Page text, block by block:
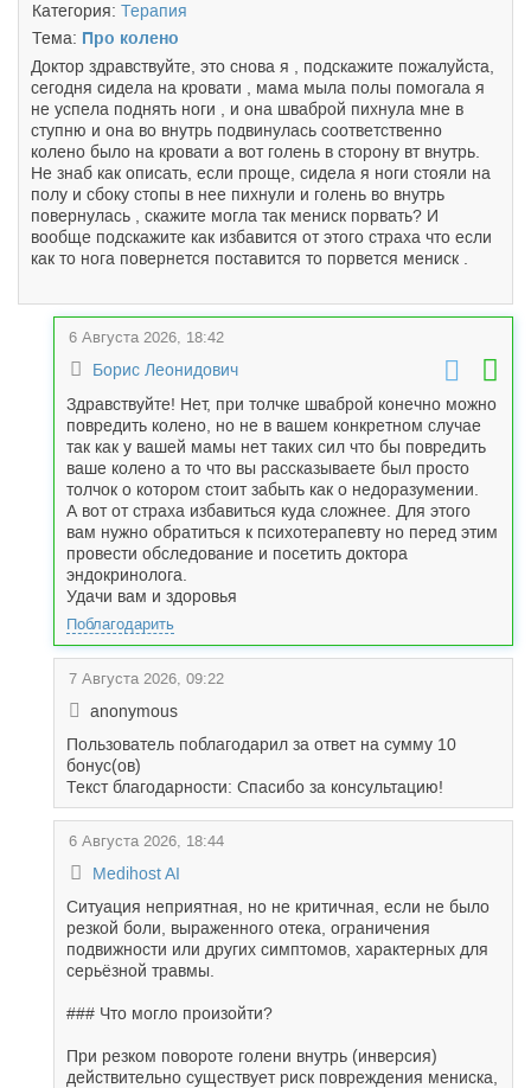
Категория: Терапия
Тема: Про колено
Доктор здравствуйте, это снова я , подскажите пожалуйста,
сегодня сидела на кровати , мама мыла полы помогала я
не успела поднять ноги , и она шваброй пихнула мне в
ступню и она во внутрь подвинулась соответственно
колено было на кровати а вот голень в сторону вт внутрь.
Не знаб как описать, если проще, сидела я ноги стояли на
полу и сбоку стопы в нее пихнули и голень во внутрь
повернулась , скажите могла так мениск порвать? И
вообще подскажите как избавится от этого страха что если
как то нога повернется поставится то порвется мениск .
6 Августа 2026, 18:42
Борис Леонидович
Здравствуйте! Нет, при толчке шваброй конечно можно
повредить колено, но не в вашем конкретном случае
так как у вашей мамы нет таких сил что бы повредить
ваше колено а то что вы рассказываете был просто
толчок о котором стоит забыть как о недоразумении.
А вот от страха избавиться куда сложнее. Для этого
вам нужно обратиться к психотерапевту но перед этим
провести обследование и посетить доктора
эндокринолога.
Удачи вам и здоровья
Поблагодарить
7 Августа 2026, 09:22
anonymous
Пользователь поблагодарил за ответ на сумму 10
бонус(ов)
Текст благодарности: Спасибо за консультацию!
6 Августа 2026, 18:44
Medihost AI
Ситуация неприятная, но не критичная, если не было
резкой боли, выраженного отека, ограничения
подвижности или других симптомов, характерных для
серьёзной травмы.
### Что могло произойти?
При резком повороте голени внутрь (инверсия)
действительно существует риск повреждения мениска,